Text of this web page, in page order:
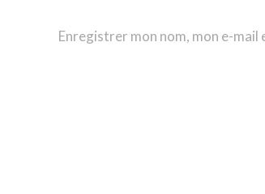
Enregistrer mon nom, mon e-